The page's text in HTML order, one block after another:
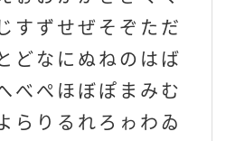
すずせぜそぞただ
どなにぬねのはば
べぺほぼぽまみむ
らりるれろゎわゐ